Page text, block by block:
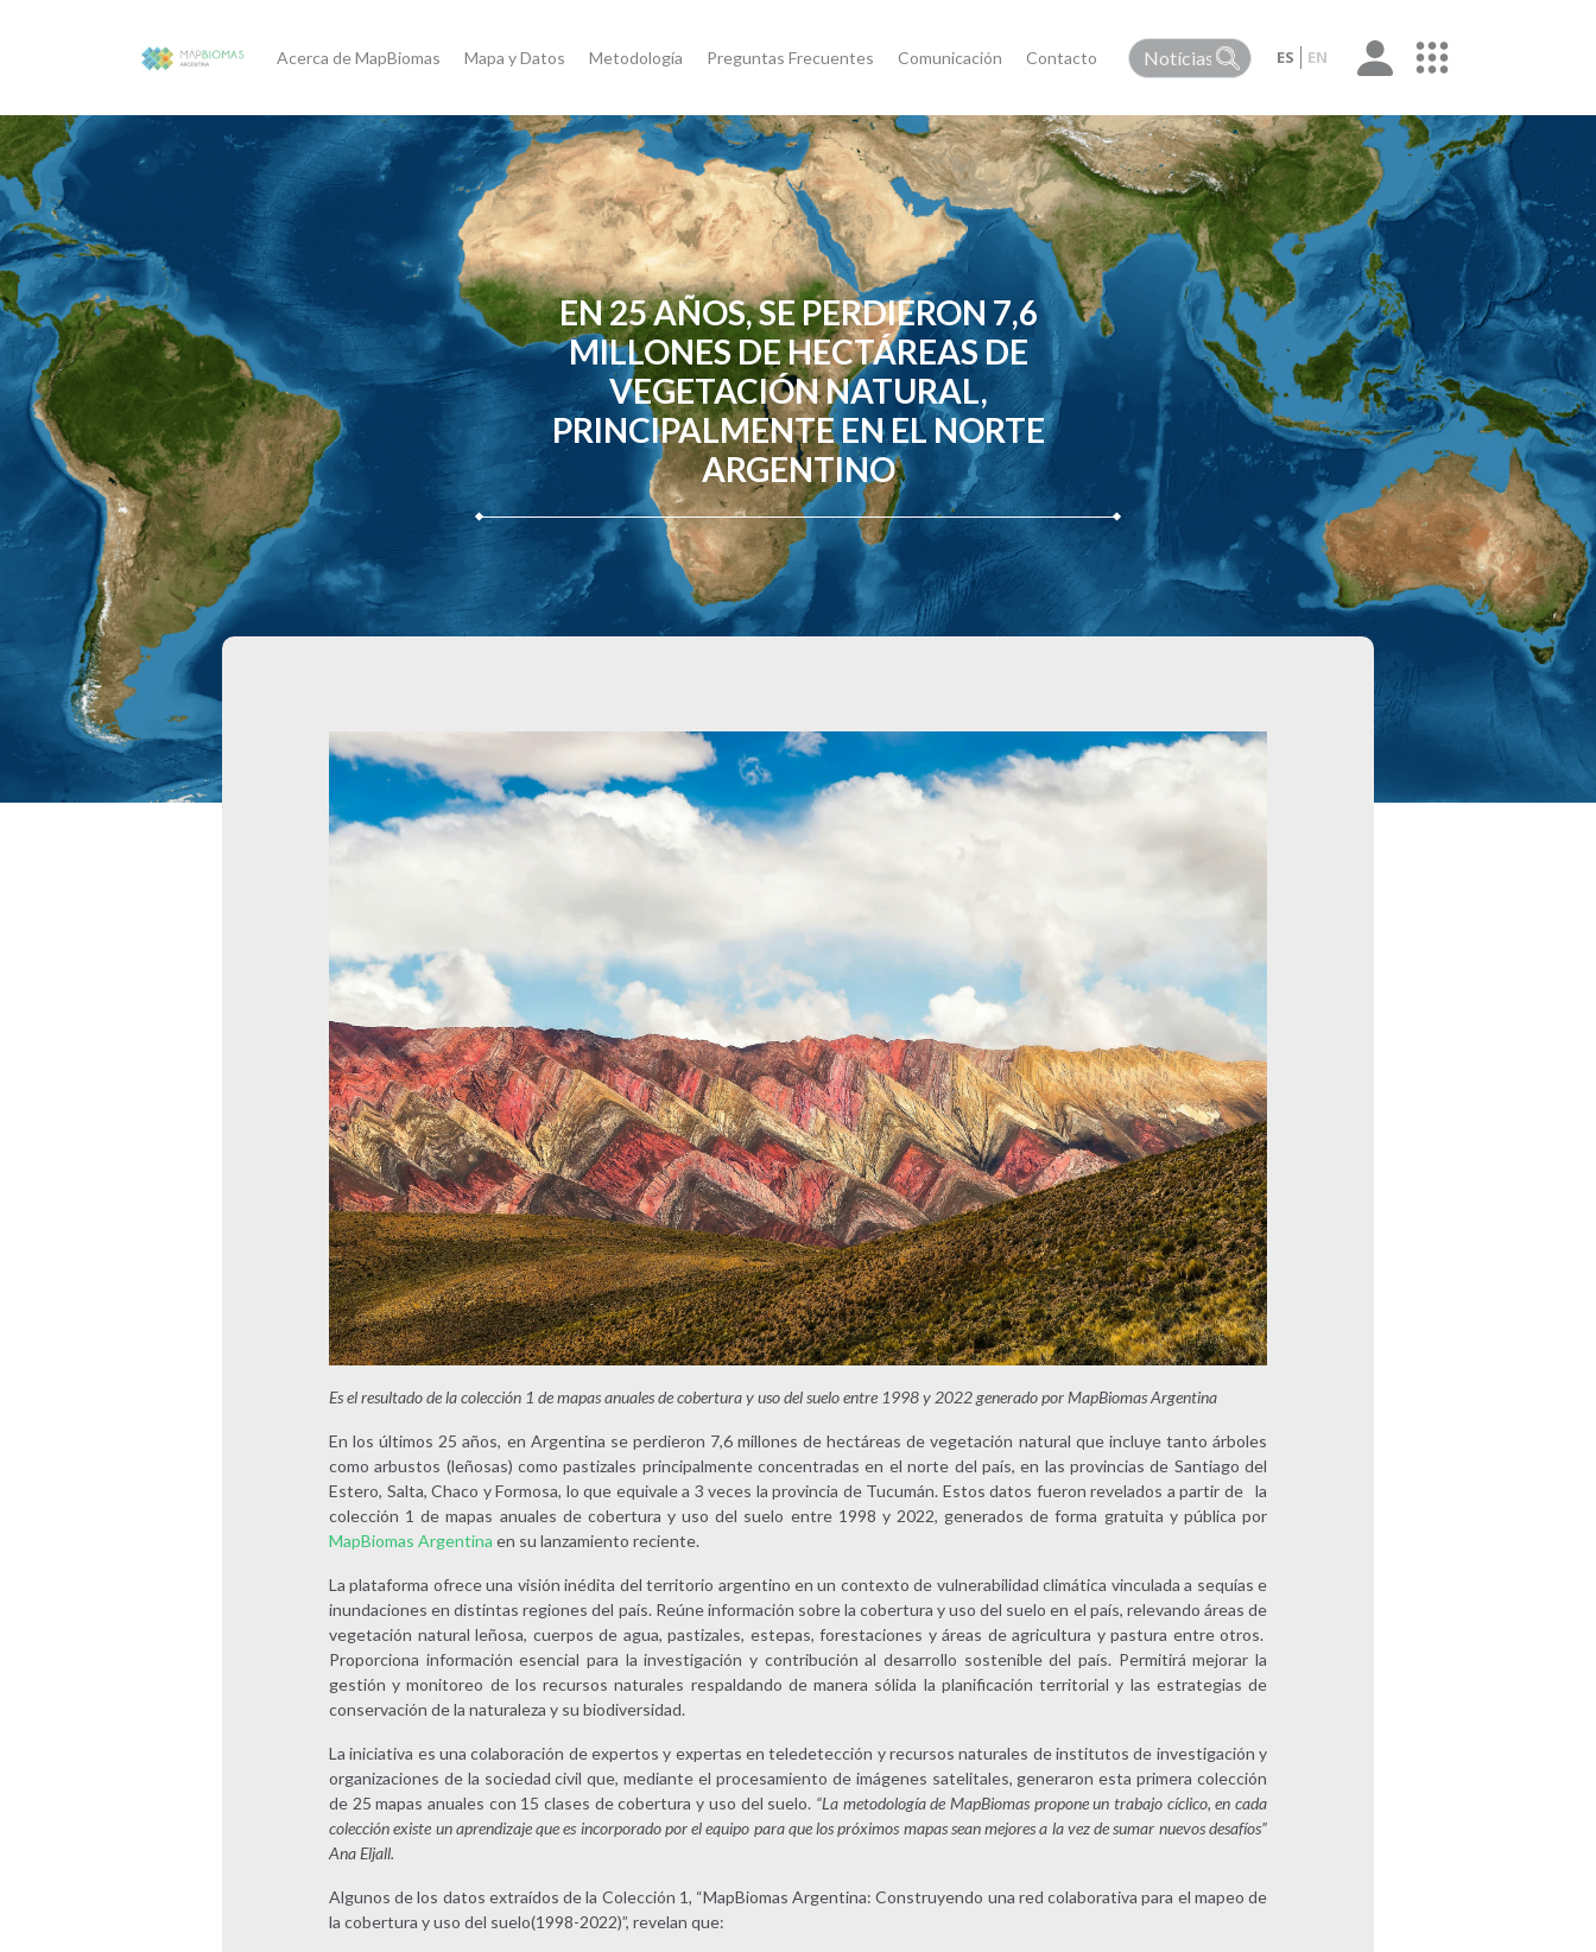
Acerca de MapBiomas Mapa y Datos Metodología Preguntas Frecuentes Comunicación Contacto ES EN
EN 25 AÑOS, SE PERDIERON 7,6
MILLONES DE HECTÁREAS DE
VEGETACIÓN NATURAL,
PRINCIPALMENTE EN EL NORTE
ARGENTINO
Es el resultado de la colección 1 de mapas anuales de cobertura y uso del suelo entre 1998 y 2022 generado por MapBiomas Argentina
En los últimos 25 años, en Argentina se perdieron 7,6 millones de hectáreas de vegetación natural que incluye tanto árboles
como arbustos (leñosas) como pastizales principalmente concentradas en el norte del país, en las provincias de Santiago del
Estero, Salta, Chaco y Formosa, lo que equivale a 3 veces la provincia de Tucumán. Estos datos fueron revelados a partir de la
colección 1 de mapas anuales de cobertura y uso del suelo entre 1998 y 2022, generados de forma gratuita y pública por
MapBiomas Argentina en su lanzamiento reciente.
La plataforma ofrece una visión inédita del territorio argentino en un contexto de vulnerabilidad climática vinculada a sequías e
inundaciones en distintas regiones del país. Reúne información sobre la cobertura y uso del suelo en el país, relevando áreas de
vegetación natural leñosa, cuerpos de agua, pastizales, estepas, forestaciones y áreas de agricultura y pastura entre otros.
Proporciona información esencial para la investigación y contribución al desarrollo sostenible del país. Permitirá mejorar la
gestión y monitoreo de los recursos naturales respaldando de manera sólida la planificación territorial y las estrategias de
conservación de la naturaleza y su biodiversidad.
La iniciativa es una colaboración de expertos y expertas en teledetección y recursos naturales de institutos de investigación y
organizaciones de la sociedad civil que, mediante el procesamiento de imágenes satelitales, generaron esta primera colección
de 25 mapas anuales con 15 clases de cobertura y uso del suelo. “La metodología de MapBiomas propone un trabajo cíclico, en cada
colección existe un aprendizaje que es incorporado por el equipo para que los próximos mapas sean mejores a la vez de sumar nuevos desafíos”
Ana Eljall.
Algunos de los datos extraídos de la Colección 1, “MapBiomas Argentina: Construyendo una red colaborativa para el mapeo de
la cobertura y uso del suelo(1998-2022)”, revelan que: